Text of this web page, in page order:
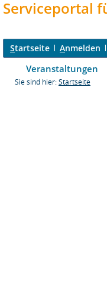
Serviceportal
Startseite Anmelden
Veranstaltungen
Sie sind hier: Startseite